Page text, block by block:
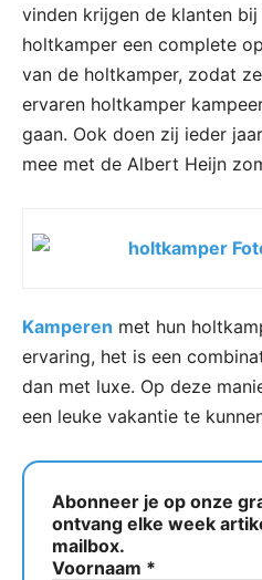
vinden krijgen de klanten
holtkamper een complete
van de holtkamper, zodat
ervaren holtkamper
gaan. Ook doen zij ieder
mee met de Albert Heijn
Kamperen met hun
ervaring, het is een
dan met luxe. Op deze
een leuke vakantie te
Abonneer je op onze
ontvang elke week
mailbox.
Voornaam *